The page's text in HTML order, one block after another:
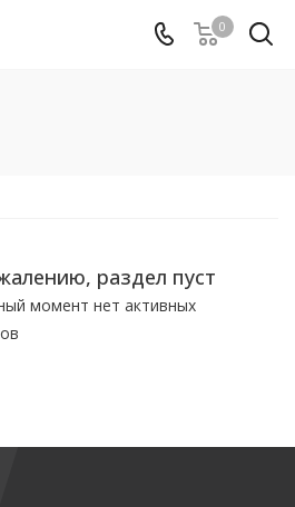
0
раздел пуст
момент нет активных